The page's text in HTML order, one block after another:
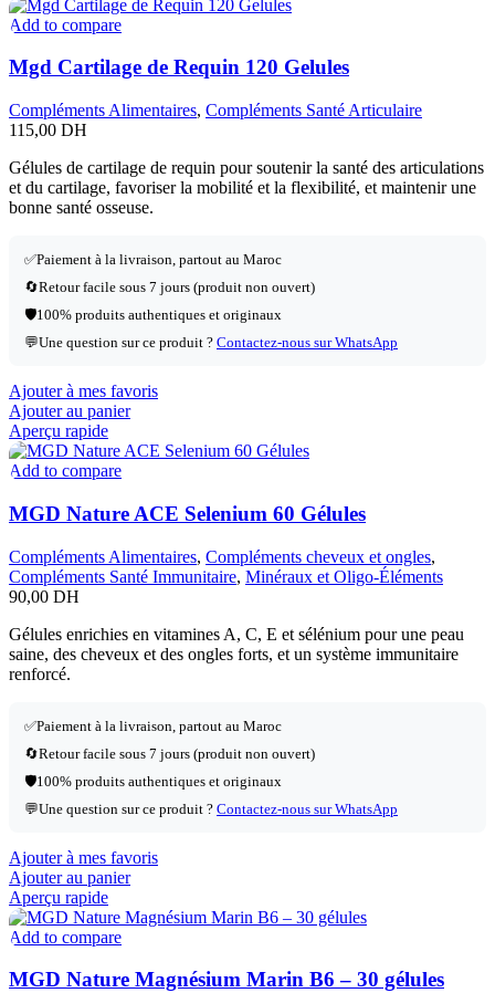
Add to compare
Mgd Cartilage de Requin 120 Gelules
Compléments Alimentaires, Compléments Santé Articulaire
115,00 DH
Gélules de cartilage de requin pour soutenir la santé des articulations
et du cartilage, favoriser la mobilité et la flexibilité, et maintenir une
bonne santé osseuse.
✅Paiement à la livraison, partout au Maroc
🔄Retour facile sous 7 jours (produit non ouvert)
🛡️100% produits authentiques et originaux
💬Une question sur ce produit ? Contactez-nous sur WhatsApp
Ajouter à mes favoris
Ajouter au panier
Aperçu rapide
Add to compare
MGD Nature ACE Selenium 60 Gélules
Compléments Alimentaires, Compléments cheveux et ongles,
Compléments Santé Immunitaire, Minéraux et Oligo-Éléments
90,00 DH
Gélules enrichies en vitamines A, C, E et sélénium pour une peau
saine, des cheveux et des ongles forts, et un système immunitaire
renforcé.
✅Paiement à la livraison, partout au Maroc
🔄Retour facile sous 7 jours (produit non ouvert)
🛡️100% produits authentiques et originaux
💬Une question sur ce produit ? Contactez-nous sur WhatsApp
Ajouter à mes favoris
Ajouter au panier
Aperçu rapide
Add to compare
MGD Nature Magnésium Marin B6 – 30 gélules